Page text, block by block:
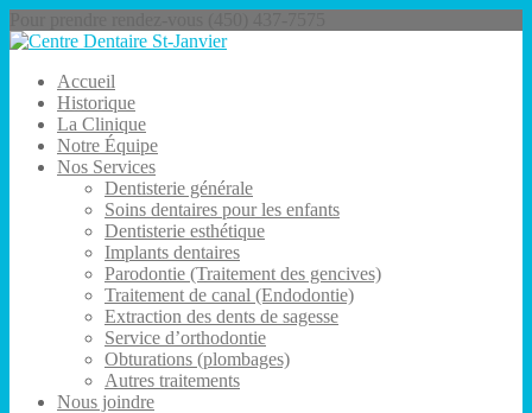
Accueil
Historique
La Clinique
Notre Équipe
Nos Services
Dentisterie générale
Soins dentaires pour les enfants
Dentisterie esthétique
Implants dentaires
Parodontie (Traitement des gencives)
Traitement de canal (Endodontie)
Extraction des dents de sagesse
Service d’orthodontie
Obturations (plombages)
Autres traitements
Nous joindre